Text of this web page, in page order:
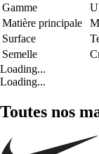
Gamme
Matière principale
Surface
Semelle
Loading...
Loading...
Toutes nos